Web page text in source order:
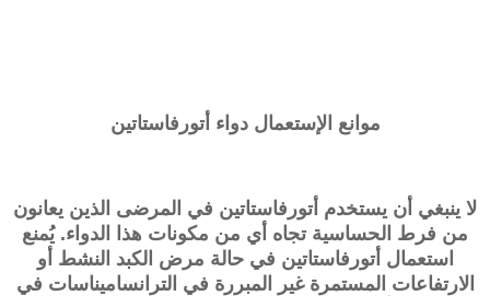
موانع الإستعمال دواء أتورفاستاتين
لا ينبغي أن يستخدم أتورفاستاتين في المرضى الذين يعانون
من فرط الحساسية تجاه أي من مكونات هذا الدواء. يُمنع
استعمال أتورفاستاتين في حالة مرض الكبد النشط أو
الارتفاعات المستمرة غير المبررة في الترانساميناسات في